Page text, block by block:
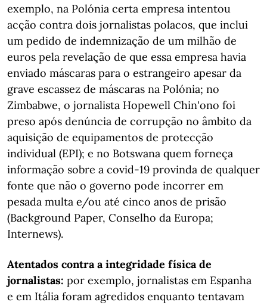
exemplo, na Polónia certa empresa intentou
acção contra dois jornalistas polacos, que inclui
um pedido de indemnização de um milhão de
euros pela revelação de que essa empresa havia
enviado máscaras para o estrangeiro apesar da
grave escassez de máscaras na Polónia; no
Zimbabwe, o jornalista Hopewell Chin'ono foi
preso após denúncia de corrupção no âmbito da
aquisição de equipamentos de protecção
individual (EPI); e no Botswana quem forneça
informação sobre a covid-19 provinda de qualquer
fonte que não o governo pode incorrer em
pesada multa e/ou até cinco anos de prisão
(Background Paper, Conselho da Europa;
Internews).
Atentados contra a integridade física de
jornalistas: por exemplo, jornalistas em Espanha
e em Itália foram agredidos enquanto tentavam